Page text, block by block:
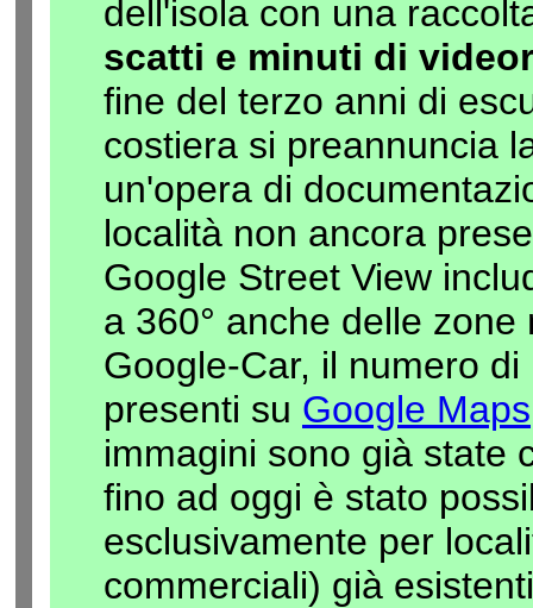
dell'isola con una
scatti e minuti di
fine del terzo anni di
costiera si preannuncia
un'opera di
località non ancora
Google Street View
a 360° anche delle
Google-Car, il numero
presenti su Google Maps
immagini sono già state
fino ad oggi è stato
esclusivamente per
commerciali) già